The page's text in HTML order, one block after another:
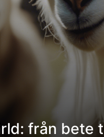
från bete